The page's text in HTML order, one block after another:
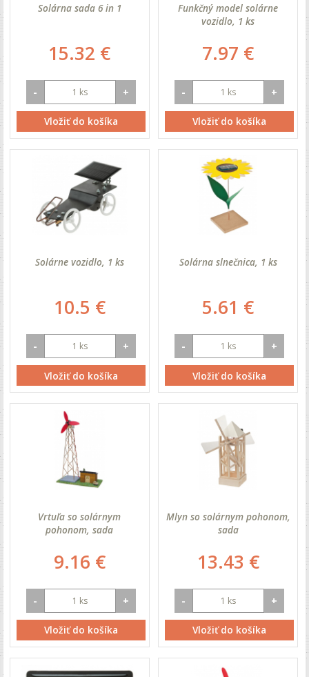
Solárna sada 6 in 1
15.32 €
- +
Vložiť do košíka
Funkčný model solárne
vozidlo, 1 ks
7.97 €
- +
Vložiť do košíka
Solárne vozidlo, 1 ks
10.5 €
- +
Vložiť do košíka
Solárna slnečnica, 1 ks
5.61 €
- +
Vložiť do košíka
Vrtuľa so solárnym
pohonom, sada
9.16 €
- +
Vložiť do košíka
Mlyn so solárnym pohonom,
sada
13.43 €
- +
Vložiť do košíka